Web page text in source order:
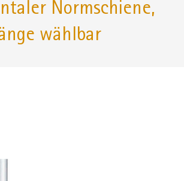
Normschiene,
wählbar